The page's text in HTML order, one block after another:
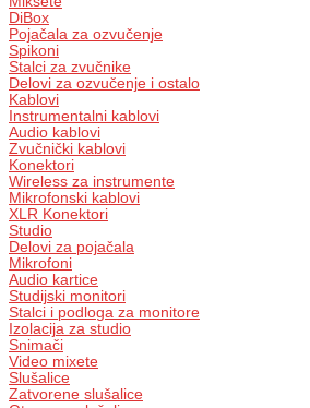
DiBox
Pojačala za ozvučenje
Spikoni
Stalci za zvučnike
Delovi za ozvučenje i ostalo
Kablovi
Instrumentalni kablovi
Audio kablovi
Zvučnički kablovi
Konektori
Wireless za instrumente
Mikrofonski kablovi
XLR Konektori
Studio
Delovi za pojačala
Mikrofoni
Audio kartice
Studijski monitori
Stalci i podloga za monitore
Izolacija za studio
Snimači
Video mixete
Slušalice
Zatvorene slušalice